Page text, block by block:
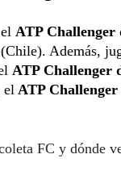
ATP Challenger
(Chile). Además,
ATP Challenger
el ATP Challenger
FC y dónde